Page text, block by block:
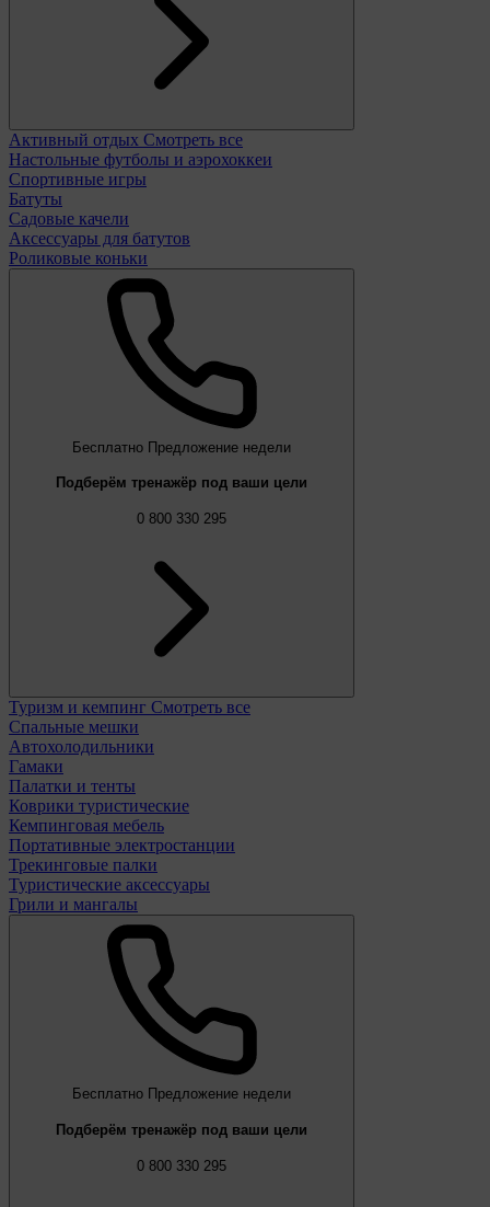
Активный отдых Смотреть все
Настольные футболы и аэрохоккеи
Спортивные игры
Батуты
Садовые качели
Аксессуары для батутов
Роликовые коньки
Бесплатно Предложение недели
Подберём тренажёр под ваши цели
0 800 330 295
Туризм и кемпинг Смотреть все
Спальные мешки
Автохолодильники
Гамаки
Палатки и тенты
Коврики туристические
Кемпинговая мебель
Портативные электростанции
Трекинговые палки
Туристические аксессуары
Грили и мангалы
Бесплатно Предложение недели
Подберём тренажёр под ваши цели
0 800 330 295